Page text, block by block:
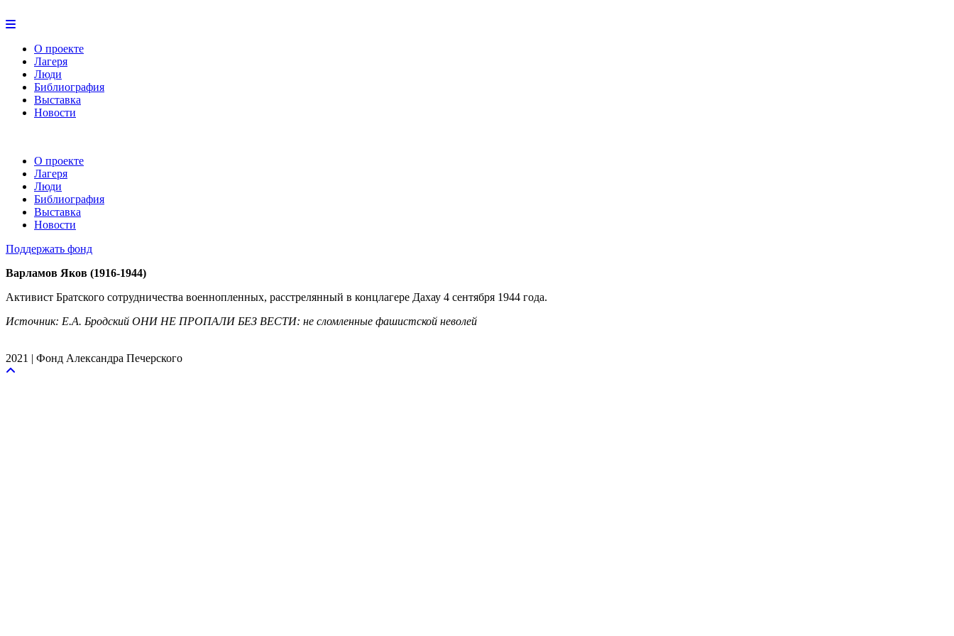
О проекте
Лагеря
Люди
Библиография
Выставка
Новости
О проекте
Лагеря
Люди
Библиография
Выставка
Новости
Поддержать фонд
Варламов Яков (1916-1944)
Активист Братского сотрудничества военнопленных, расстрелянный в концлагере Дахау 4 сентября 1944 года.
Источник: Е.А. Бродский ОНИ НЕ ПРОПАЛИ БЕЗ ВЕСТИ: не сломленные фашистской неволей
2021 | Фонд Александра Печерского